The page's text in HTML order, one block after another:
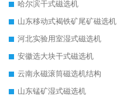
哈尔滨干式磁选机
山东移动式褐铁矿尾矿磁选机
河北实验用室湿式磁选机
安徽选大块干式磁选机
云南永磁滚筒磁选机结构
山东锰矿湿式磁选机